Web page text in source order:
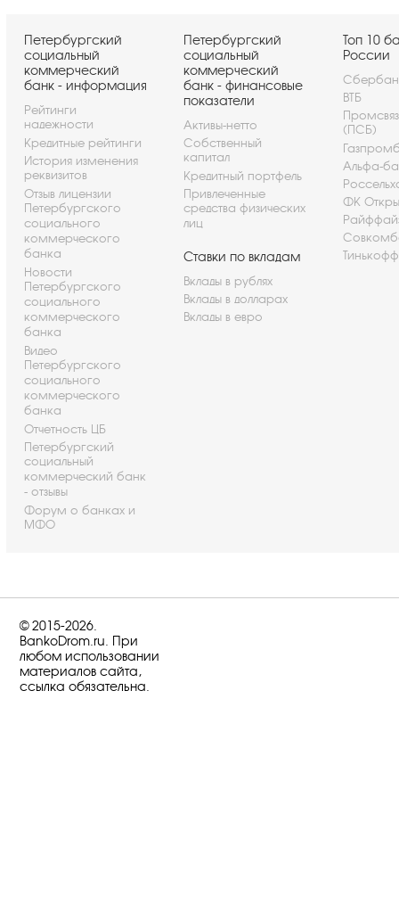
Петербургский
социальный
коммерческий
банк - информация
Рейтинги
надежности
Кредитные рейтинги
История изменения
реквизитов
Отзыв лицензии
Петербургского
социального
коммерческого
банка
Новости
Петербургского
социального
коммерческого
банка
Видео
Петербургского
социального
коммерческого
банка
Отчетность ЦБ
Петербургский
социальный
коммерческий банк
- отзывы
Форум о банках и
МФО
Петербургский
социальный
коммерческий
банк - финансовые
показатели
Активы-нетто
Собственный
капитал
Кредитный портфель
Привлеченные
средства физических
лиц
Ставки по вкладам
Вклады в рублях
Вклады в долларах
Вклады в евро
Топ 10
России
ВТБ
(ПСБ)
Альфа-
ФК
© 2015-2026.
BankoDrom.ru. При
любом использовании
материалов сайта,
ссылка обязательна.